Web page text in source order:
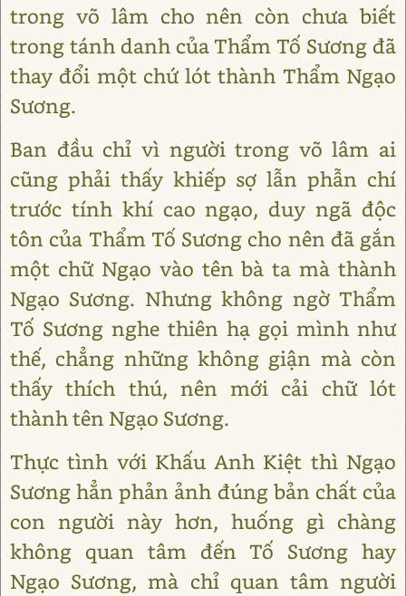
trong võ lâm cho nên còn chưa biết
trong tánh danh của Thẩm Tố Sương đã
thay đổi một chứ lót thành Thẩm Ngạo
Sương.
Ban đầu chỉ vì người trong võ lâm ai
cũng phải thấy khiếp sợ lẫn phẫn chí
trước tính khí cao ngạo, duy ngã độc
tôn của Thẩm Tố Sương cho nên đã gắn
một chữ Ngạo vào tên bà ta mà thành
Ngạo Sương. Nhưng không ngờ Thẩm
Tố Sương nghe thiên hạ gọi mình như
thế, chẳng những không giận mà còn
thấy thích thú, nên mới cải chữ lót
thành tên Ngạo Sương.
Thực tình với Khấu Anh Kiệt thì Ngạo
Sương hẳn phản ảnh đúng bản chất của
con người này hơn, huống gì chàng
không quan tâm đến Tố Sương hay
Ngạo Sương, mà chỉ quan tâm người